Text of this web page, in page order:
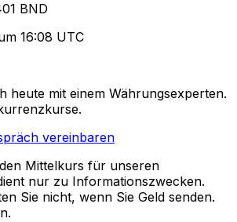
BND
16:08 UTC
heute mit einem Währungsexperten.
vereinbaren
Mittelkurs für unseren
nur zu Informationszwecken.
Sie nicht, wenn Sie Geld senden.